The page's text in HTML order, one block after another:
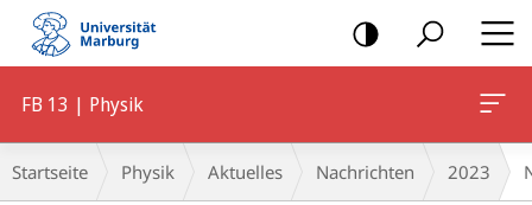
Mobile-
Navigation
FB 13 | Physik
Breadcrumb-
Navigation
Startseite Physik Aktuelles Nachrichten 2023